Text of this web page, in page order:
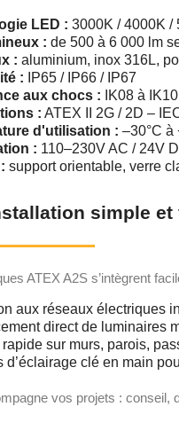
LED : 3000K / 4000K /
: de 500 à 6 000 lm
: aluminium, inox 316L,
: IP65 / IP66 / IP67
aux chocs : IK08 à IK10
: ATEX II 2G / 2D –
d'utilisation : –30°C à
: 110–230V AC / 24V
support orientable, verre
simple et
ATEX A2S s’intègrent
aux réseaux électriques
direct de luminaires
rapide sur murs, parois,
d’éclairage clé en main
vos projets : conseil,